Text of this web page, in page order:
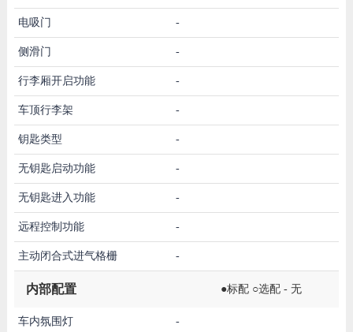
电吸门 -
侧滑门 -
行李厢开启功能 -
车顶行李架 -
钥匙类型 -
无钥匙启动功能 -
无钥匙进入功能 -
远程控制功能 -
主动闭合式进气格栅 -
内部配置 ●标配 ○选配 - 无
车内氛围灯 -